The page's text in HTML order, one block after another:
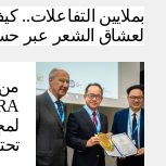
بملايين التفاعلات..
لعشاق الشعر عبر